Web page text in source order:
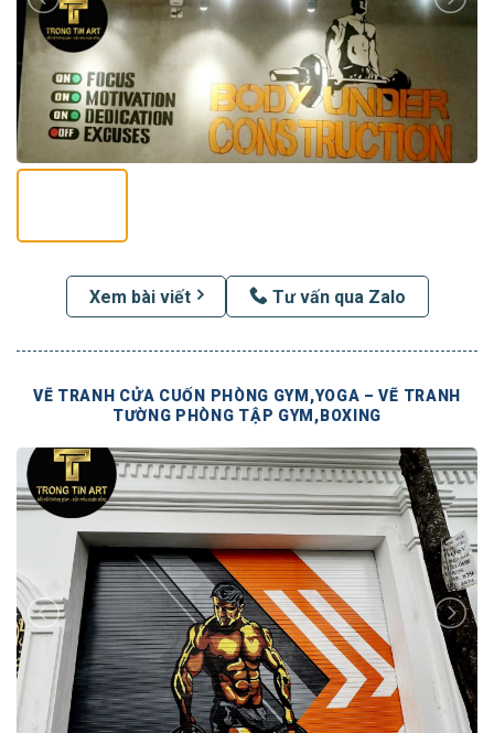
Xem bài viết Tư vấn qua Zalo
VẼ TRANH CỬA CUỐN PHÒNG GYM,YOGA – VẼ TRANH
TƯỜNG PHÒNG TẬP GYM,BOXING